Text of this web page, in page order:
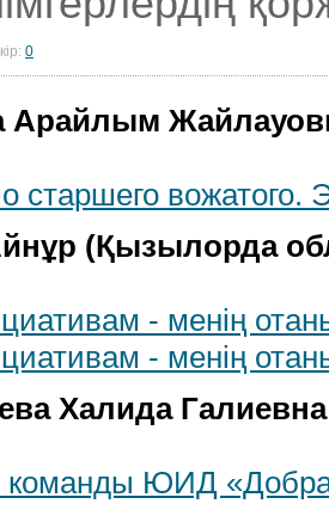
0
Арайлым
старшего вожатого.
(Қызылорда
- менің
- менің
Халида
команды ЮИД